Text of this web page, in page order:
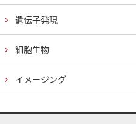
遺伝子発現
細胞生物
イメージング